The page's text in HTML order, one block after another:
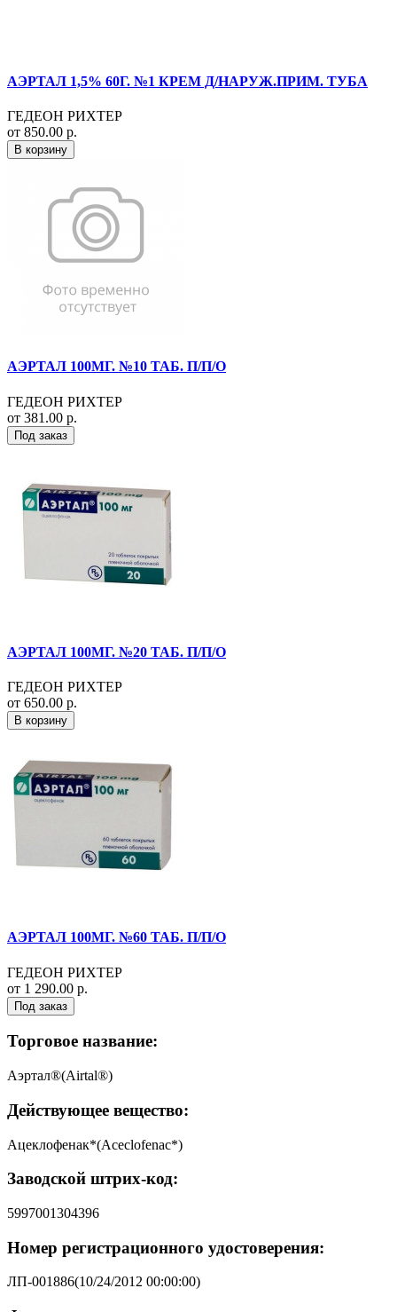
АЭРТАЛ 1,5% 60Г. №1 КРЕМ Д/НАРУЖ.ПРИМ. ТУБА
ГЕДЕОН РИХТЕР
от 850.00 р.
В корзину
АЭРТАЛ 100МГ. №10 ТАБ. П/П/О
ГЕДЕОН РИХТЕР
от 381.00 р.
Под заказ
АЭРТАЛ 100МГ. №20 ТАБ. П/П/О
ГЕДЕОН РИХТЕР
от 650.00 р.
В корзину
АЭРТАЛ 100МГ. №60 ТАБ. П/П/О
ГЕДЕОН РИХТЕР
от 1 290.00 р.
Под заказ
Торговое название:
Аэртал®(Airtal®)
Действующее вещество:
Ацеклофенак*(Aceclofenac*)
Заводской штрих-код:
5997001304396
Номер регистрационного удостоверения:
ЛП-001886(10/24/2012 00:00:00)